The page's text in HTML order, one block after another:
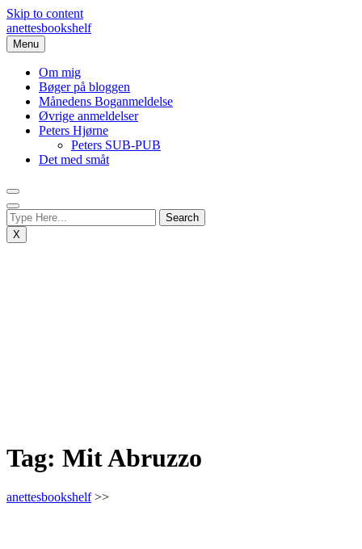
Skip to content
anettesbookshelf
Menu
Om mig
Bøger på bloggen
Månedens Boganmeldelse
Øvrige anmeldelser
Peters Hjørne
Peters SUB-PUB
Det med småt
X
Tag: Mit Abruzzo
anettesbookshelf>>